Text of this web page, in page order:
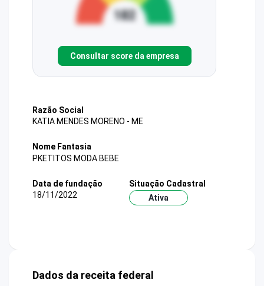
Consultar score da empresa
Razão Social
KATIA MENDES MORENO - ME
Nome Fantasia
PKETITOS MODA BEBE
Data de fundação
18/11/2022
Situação Cadastral
Ativa
Dados da receita federal